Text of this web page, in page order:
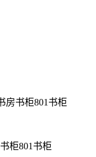
房书柜801书柜